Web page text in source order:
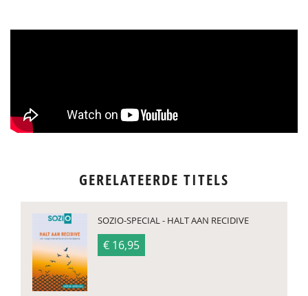
GERELATEERDE TITELS
SOZIO-SPECIAL - HALT AAN RECIDIVE
€ 16,95